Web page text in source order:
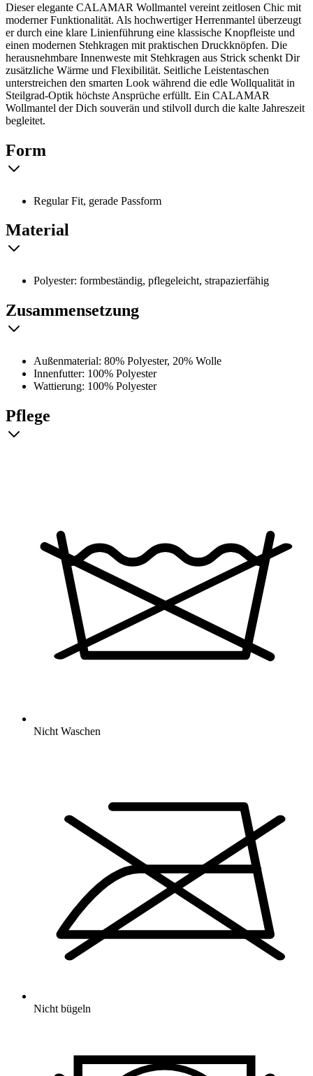
Dieser elegante CALAMAR Wollmantel vereint zeitlosen Chic mit
moderner Funktionalität. Als hochwertiger Herrenmantel überzeugt
er durch eine klare Linienführung eine klassische Knopfleiste und
einen modernen Stehkragen mit praktischen Druckknöpfen. Die
herausnehmbare Innenweste mit Stehkragen aus Strick schenkt Dir
zusätzliche Wärme und Flexibilität. Seitliche Leistentaschen
unterstreichen den smarten Look während die edle Wollqualität in
Steilgrad-Optik höchste Ansprüche erfüllt. Ein CALAMAR
Wollmantel der Dich souverän und stilvoll durch die kalte Jahreszeit
begleitet.
Form
Regular Fit, gerade Passform
Material
Polyester: formbeständig, pflegeleicht, strapazierfähig
Zusammensetzung
Außenmaterial: 80% Polyester, 20% Wolle
Innenfutter: 100% Polyester
Wattierung: 100% Polyester
Pflege
Nicht Waschen
Nicht bügeln